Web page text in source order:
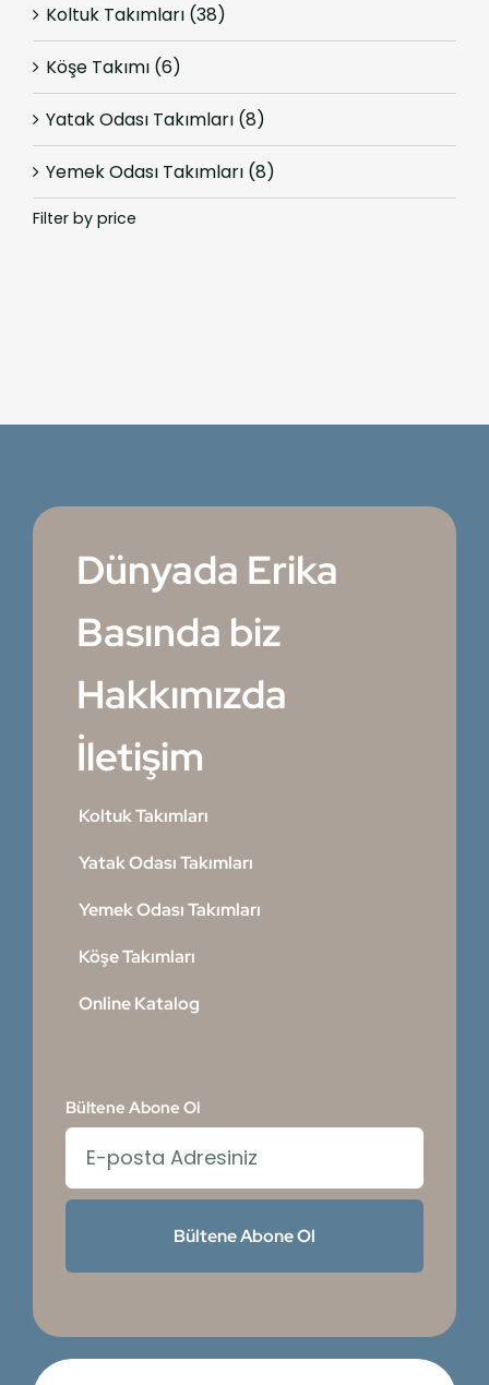
Koltuk Takımları (38)
Köşe Takımı (6)
Yatak Odası Takımları (8)
Yemek Odası Takımları (8)
Filter by price
Dünyada Erika
Basında biz
Hakkımızda
İletişim
Koltuk Takımları
Yatak Odası Takımları
Yemek Odası Takımları
Köşe Takımları
Online Katalog
Bültene Abone Ol
Bültene Abone Ol